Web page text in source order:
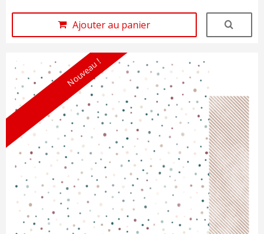
Ajouter au panier
Nouveau !